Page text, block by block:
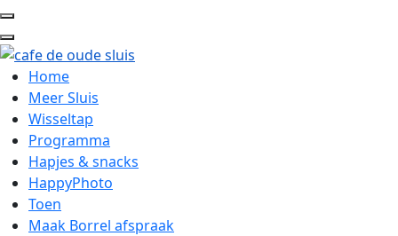
Home
Meer Sluis
Wisseltap
Programma
Hapjes & snacks
HappyPhoto
Toen
Maak Borrel afspraak